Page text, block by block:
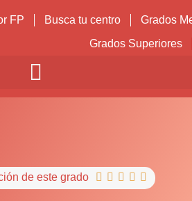
FP Busca tu centro
Grados
Grados Superiores
de este grado     